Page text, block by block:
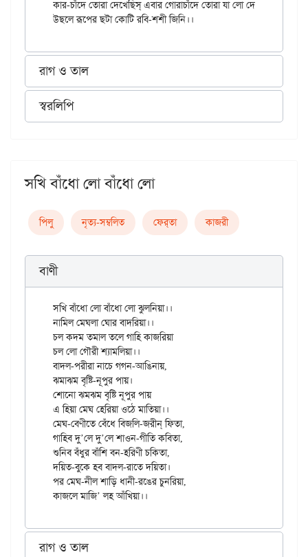
কার-চাঁদে তোরা দেখেছিস্‌ এবার গোরাচাঁদে তোরা যা লো দেখে।
রাগ ও তাল
স্বরলিপি
সখি বাঁধো লো বাঁধো লো
পিলু নৃত্য-সম্বলিত ফের্‌তা কাজরী
বাণী
সখি বাঁধো লো বাঁধো লো ঝুলনিয়া।।
নামিল মেঘলা ঘোর বাদরিয়া।।
চল কদম তমাল তলে গাহি কাজরিয়া
চল লো গৌরী শ্যামলিয়া।।
বাদল-পরীরা নাচে গগন-আঙিনায়,
ঝমাঝম বৃষ্টি-নূপুর পায়।
শোনো ঝমঝম বৃষ্টি নূপুর পায়
এ হিয়া মেঘ হেরিয়া ওঠে মাতিয়া।।
মেঘ-বেণীতে বেঁধে বিজলি-জরীন্‌ ফিতা,
গাহিব দু’লে দু’লে শাওন-গীতি কবিতা,
শুনিব বঁধুর বাঁশি বন-হরিণী চকিতা,
দয়িত-বুকে হব বাদল-রাতে দয়িতা।
পর মেঘ-নীল শাড়ি ধানী-রঙের চুনরিয়া,
রাগ ও তাল